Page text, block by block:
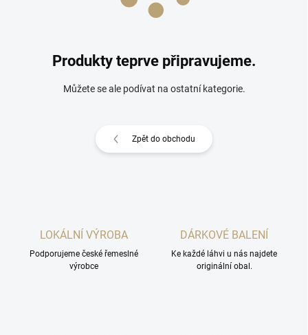
Produkty teprve připravujeme.
Můžete se ale podívat na ostatní kategorie.
Zpět do obchodu
LOKÁLNÍ VÝROBA
Podporujeme české řemeslné
výrobce
DÁRKOVÉ BALENÍ
Ke každé láhvi u nás najdete
originální obal.